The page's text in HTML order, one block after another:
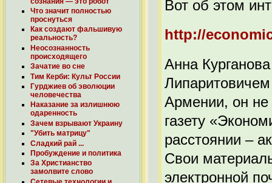
Что значит полностью
проснуться
Как создают фальшивую
реальность?
Неосознанность
происходящего
Зачатие во сне
Тим Керби: Культ России
Гурджиев об эволюции
человечества
Наказание за излишнюю
одаренность
Зачем взрывают Украину
"Убить матрицу"
Сладкий рай ...
Пробуждение и политика
За Христианство
замолвите слово
Вот об этом
http://
Анна
Армении, он
газету
расстоянии –
Свои
электронной